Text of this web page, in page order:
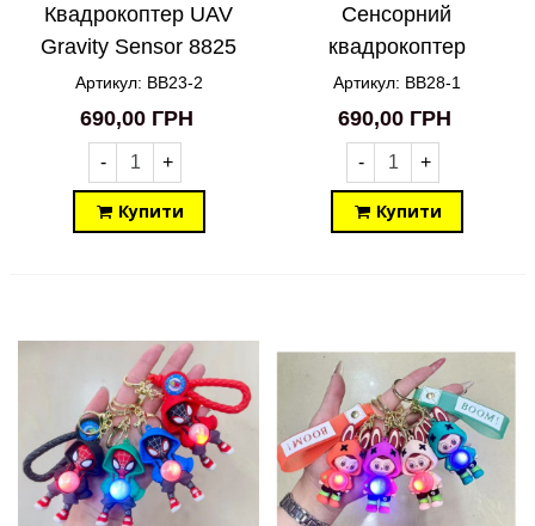
Квадрокоптер UAV
Gravity Sensor 8825
BB23-2
Артикул: BB23-2
690,00 ГРН
- +
Купити
Сенсорний
квадрокоптер
керування рукою 8820
BB28-1
Артикул: BB28-1
690,00 ГРН
- +
Купити